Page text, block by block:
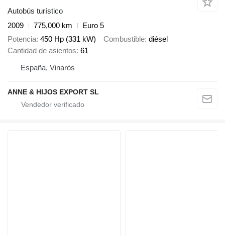
Autobús turístico
2009
775,000 km
Euro 5
Potencia 450 Hp (331 kW) Combustible diésel
Cantidad de asientos 61
España, Vinaròs
ANNE & HIJOS EXPORT SL